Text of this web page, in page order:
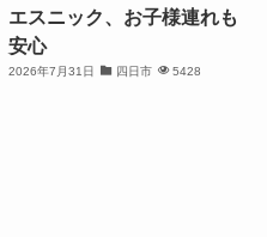
エスニック、お子様連れも
安心
2026年7月31日 四日市 5428